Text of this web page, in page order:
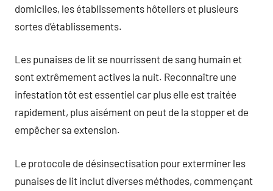
domiciles, les établissements hôteliers et plusieurs
sortes d’établissements.
Les punaises de lit se nourrissent de sang humain et
sont extrêmement actives la nuit. Reconnaître une
infestation tôt est essentiel car plus elle est traitée
rapidement, plus aisément on peut de la stopper et de
empêcher sa extension.
Le protocole de désinsectisation pour exterminer les
punaises de lit inclut diverses méthodes, commençant